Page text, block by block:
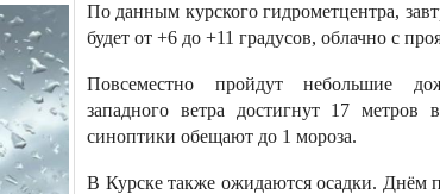
По данным курского гидрометцентра,
будет от +6 до +11 градусов, облачно с
Повсеместно пройдут небольшие
западного ветра достигнут 17 метров
синоптики обещают до 1 мороза.
В Курске также ожидаются осадки. Днём